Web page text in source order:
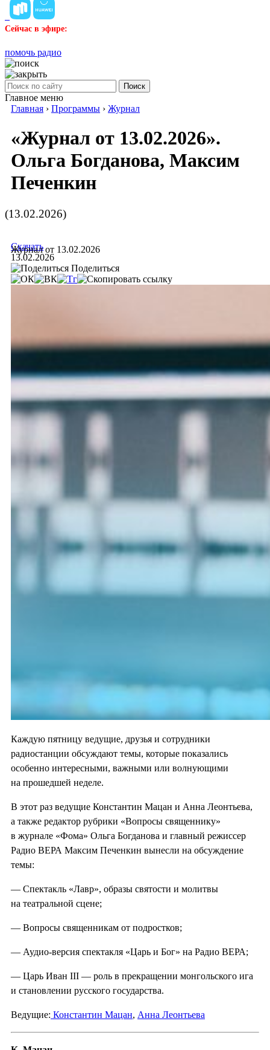
Сейчас в эфире:
помочь радио
Поиск
Главное меню
Главная › Программы › Журнал
«Журнал от 13.02.2026».
Ольга Богданова, Максим
Печенкин
(13.02.2026)
Журнал от 13.02.2026
Скачать
13.02.2026
Поделиться
Каждую пятницу ведущие, друзья и сотрудники
радиостанции обсуждают темы, которые показались
особенно интересными, важными или волнующими
на прошедшей неделе.
В этот раз ведущие Константин Мацан и Анна Леонтьева,
а также редактор рубрики «Вопросы священнику»
в журнале «Фома» Ольга Богданова и главный режиссер
Радио ВЕРА Максим Печенкин вынесли на обсуждение
темы:
— Спектакль «Лавр», образы святости и молитвы
на театральной сцене;
— Вопросы священникам от подростков;
— Аудио-версия спектакля «Царь и Бог» на Радио ВЕРА;
— Царь Иван III — роль в прекращении монгольского ига
и становлении русского государства.
Ведущие: Константин Мацан, Анна Леонтьева